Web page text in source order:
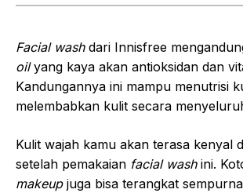
Facial washdari Innisfree
oilyang kaya akan antioksidan dan
Kandungannya ini mampu menutrisi
melembabkan kulit secara
Kulit wajah kamu akan terasa kenyal
setelah pemakaian facial washini.
makeupjuga bisa terangkat